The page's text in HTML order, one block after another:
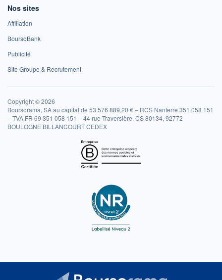
Nos sites
Affiliation
BoursoBank
Publicité
Site Groupe & Recrutement
Copyright © 2026
Boursorama, SA au capital de 53 576 889,20 € – RCS Nanterre 351 058 151
– TVA FR 69 351 058 151 – 44 rue Traversière, CS 80134, 92772
BOULOGNE BILLANCOURT CEDEX